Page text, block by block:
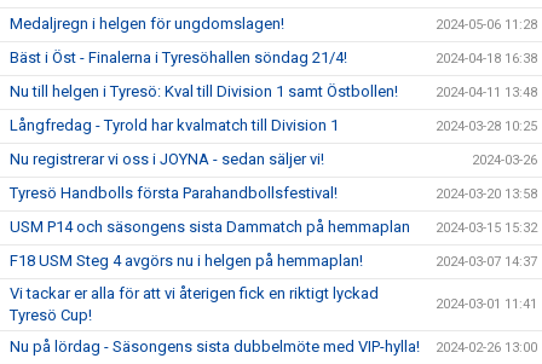
Medaljregn i helgen för ungdomslagen! 2024-05-06 11:28
Bäst i Öst - Finalerna i Tyresöhallen söndag 21/4! 2024-04-18 16:38
Nu till helgen i Tyresö: Kval till Division 1 samt Östbollen! 2024-04-11 13:48
Långfredag - Tyrold har kvalmatch till Division 1 2024-03-28 10:25
Nu registrerar vi oss i JOYNA - sedan säljer vi! 2024-03-26
Tyresö Handbolls första Parahandbollsfestival! 2024-03-20 13:58
USM P14 och säsongens sista Dammatch på hemmaplan 2024-03-15 15:32
F18 USM Steg 4 avgörs nu i helgen på hemmaplan! 2024-03-07 14:37
Vi tackar er alla för att vi återigen fick en riktigt lyckad
Tyresö Cup!
2024-03-01 11:41
Nu på lördag - Säsongens sista dubbelmöte med VIP-hylla! 2024-02-26 13:00